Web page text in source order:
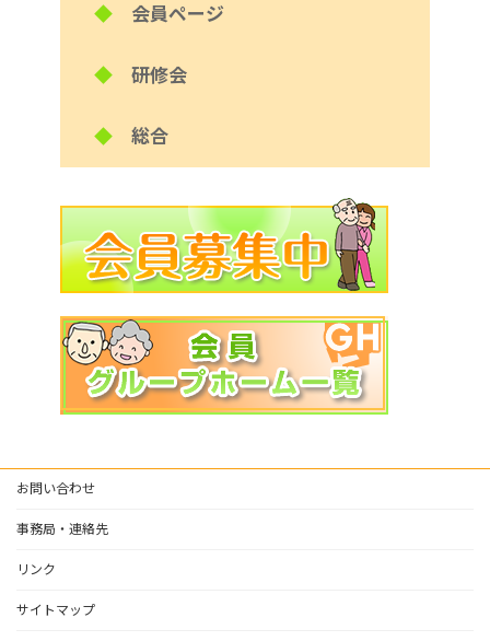
◆ 会員ページ
◆ 研修会
◆ 総合
お問い合わせ
事務局・連絡先
リンク
サイトマップ